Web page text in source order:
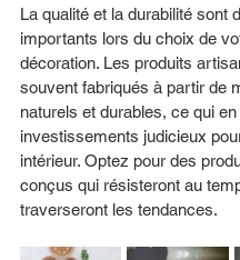
La qualité et la durabilité sont
importants lors du choix de
décoration. Les produits
souvent fabriqués à partir de
naturels et durables, ce qui
investissements judicieux
intérieur. Optez pour des
conçus qui résisteront au
traverseront les tendances.